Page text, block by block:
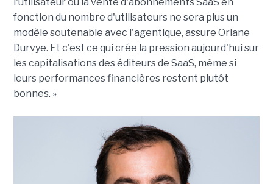
fonction du nombre d'utilisateurs ne sera plus un
modèle soutenable avec l'agentique, assure Oriane
Durvye. Et c'est ce qui crée la pression aujourd'hui sur
les capitalisations des éditeurs de SaaS, même si
leurs performances financières restent plutôt
bonnes. »